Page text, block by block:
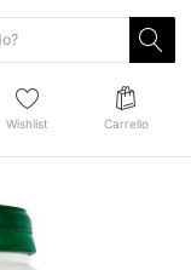
Wishlist Carrello